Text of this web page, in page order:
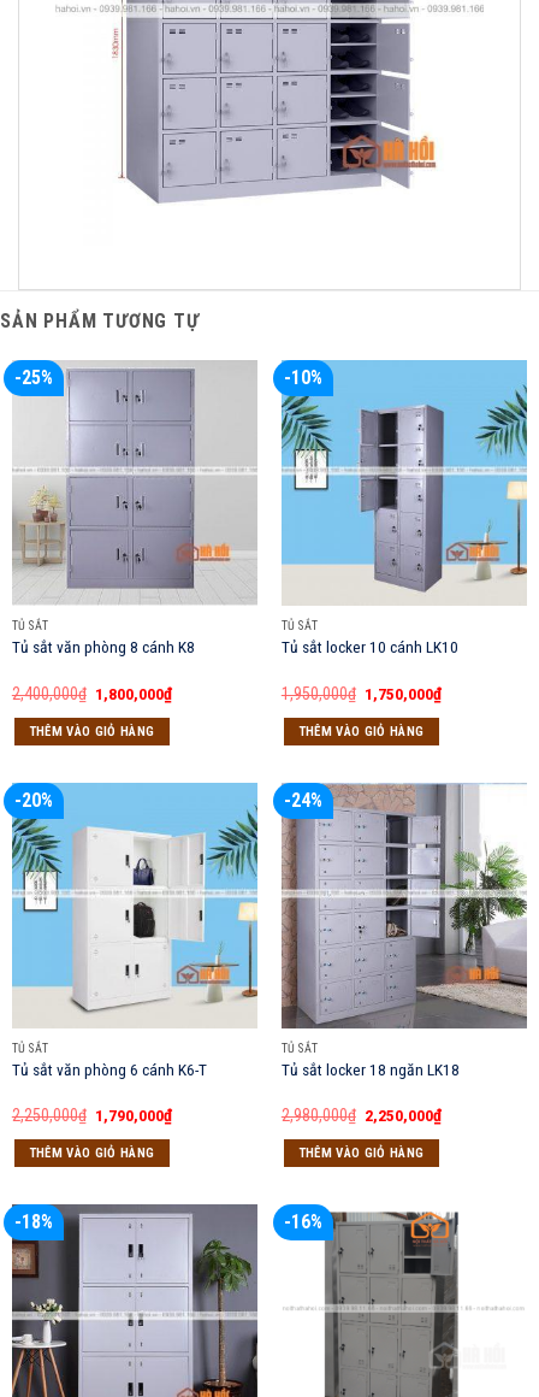
SẢN PHẨM TƯƠNG TỰ
-25%
TỦ SẮT
Tủ sắt văn phòng 8 cánh K8
2,400,000₫ Giá
gốc
là:
2,400,000₫.
1,800,000₫Giá
hiện
THÊM VÀO GIỎ HÀNG
-10%
TỦ SẮT
Tủ sắt locker 10 cánh LK10
1,950,000₫ Giá
gốc
là:
1,950,000₫.
1,750,000₫Giá
hiện
THÊM VÀO GIỎ HÀNG
-20%
TỦ SẮT
Tủ sắt văn phòng 6 cánh K6-T
2,250,000₫ Giá
gốc
là:
2,250,000₫.
1,790,000₫Giá
hiện
THÊM VÀO GIỎ HÀNG
-24%
TỦ SẮT
Tủ sắt locker 18 ngăn LK18
2,980,000₫ Giá
gốc
là:
2,980,000₫.
2,250,000₫Giá
hiện
THÊM VÀO GIỎ HÀNG
-18% -16%